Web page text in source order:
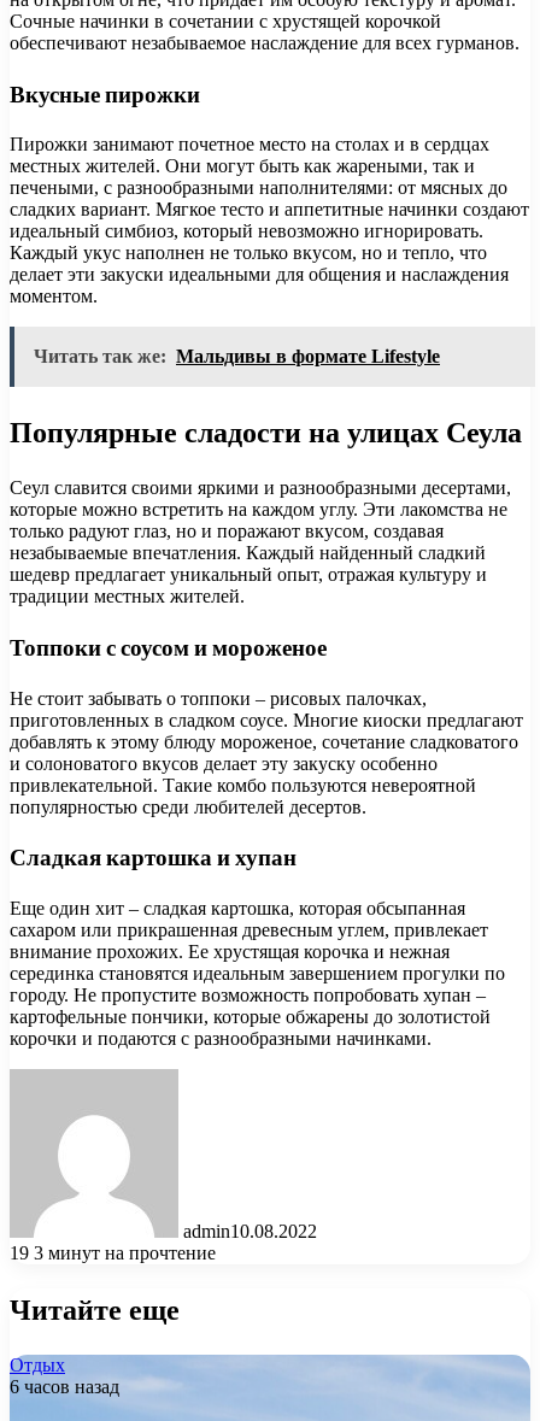
Сочные начинки в сочетании с хрустящей корочкой
обеспечивают незабываемое наслаждение для всех гурманов.
Вкусные пирожки
Пирожки занимают почетное место на столах и в сердцах
местных жителей. Они могут быть как жареными, так и
печеными, с разнообразными наполнителями: от мясных до
сладких вариант. Мягкое тесто и аппетитные начинки создают
идеальный симбиоз, который невозможно игнорировать.
Каждый укус наполнен не только вкусом, но и тепло, что
делает эти закуски идеальными для общения и наслаждения
моментом.
Читать так же: Мальдивы в формате Lifestyle
Популярные сладости на улицах Сеула
Сеул славится своими яркими и разнообразными десертами,
которые можно встретить на каждом углу. Эти лакомства не
только радуют глаз, но и поражают вкусом, создавая
незабываемые впечатления. Каждый найденный сладкий
шедевр предлагает уникальный опыт, отражая культуру и
традиции местных жителей.
Топпоки с соусом и мороженое
Не стоит забывать о топпоки – рисовых палочках,
приготовленных в сладком соусе. Многие киоски предлагают
добавлять к этому блюду мороженое, сочетание сладковатого
и солоноватого вкусов делает эту закуску особенно
привлекательной. Такие комбо пользуются невероятной
популярностью среди любителей десертов.
Сладкая картошка и хупан
Еще один хит – сладкая картошка, которая обсыпанная
сахаром или прикрашенная древесным углем, привлекает
внимание прохожих. Ее хрустящая корочка и нежная
серединка становятся идеальным завершением прогулки по
городу. Не пропустите возможность попробовать хупан –
картофельные пончики, которые обжарены до золотистой
корочки и подаются с разнообразными начинками.
admin10.08.2022
19 3 минут на прочтение
Читайте еще
Отдых
6 часов назад